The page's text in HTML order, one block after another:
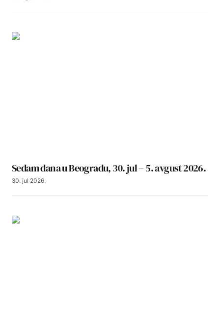
Sedam dana u Beogradu, 30. jul – 5. avgust 2026.
30. jul 2026.